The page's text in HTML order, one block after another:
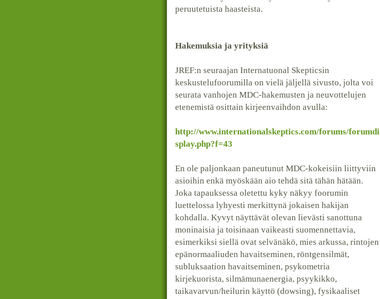
peruutetuista haasteista.
Hakemuksia ja yrityksiä
JREF:n seuraajan Internatuonal Skepticsin
keskustelufoorumilla on vielä jäljellä sivusto, jolta voi
seurata vanhojen MDC-hakemusten ja neuvottelujen
etenemistä osittain kirjeenvaihdon avulla:
http://www.internationalskeptics.com/forums/forumdi
splay.php?f=43
En ole paljonkaan paneutunut MDC-kokeisiin liittyviin
asioihin enkä myöskään aio tehdä sitä tähän hätään.
Joka tapauksessa oletettu kyky näkyy foorumin
luettelossa lyhyesti merkittynä jokaisen hakijan
kohdalla. Kyvyt näyttävät olevan lievästi sanottuna
moninaisia ja toisinaan vaikeasti suomennettavia,
esimerkiksi siellä ovat selvänäkö, mies arkussa, rintojen
epänormaaliuden havaitseminen, röntgensilmät,
subluksaation havaitseminen, psykometria
kirjekuorista, silmämunaenergia, psyykikko,
taikavarvun/heilurin käyttö (dowsing), fysikaaliset